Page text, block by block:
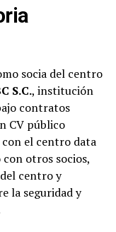
socia del centro
S.C., institución
contratos
CV público
con el centro data
otros socios,
centro y
la seguridad y